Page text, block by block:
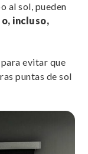
al sol, pueden
incluso,
evitar que
puntas de sol